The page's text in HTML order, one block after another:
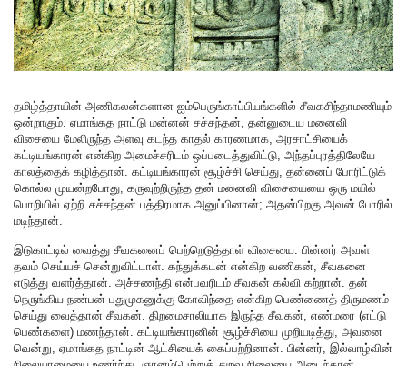
தமிழ்த்தாயின் அணிகலன்களான ஐம்பெருங்காப்பியங்களில் சீவகசிந்தாமணியும்
ஒன்றாகும். ஏமாங்கத நாட்டு மன்னன் சச்சந்தன், தன்னுடைய மனைவி
விசையை மேலிருந்த அளவு கடந்த காதல் காரணமாக, அரசாட்சியைக்
கட்டியங்காரன் என்கிற அமைச்சரிடம் ஒப்படைத்துவிட்டு, அந்தப்புரத்திலேயே
காலத்தைக் கழித்தான். கட்டியங்காரன் சூழ்ச்சி செய்து, தன்னைப் போரிட்டுக்
கொல்ல முயன்றபோது, கருவுற்றிருந்த தன் மனைவி விசையையை ஒரு மயில்
பொறியில் ஏற்றி சச்சந்தன் பத்திரமாக அனுப்பினான்; அதன்பிறகு அவன் போரில்
மடிந்தான்.
இடுகாட்டில் வைத்து சீவகனைப் பெற்றெடுத்தாள் விசையை. பின்னர் அவள்
தவம் செய்யச் சென்றுவிட்டாள். கந்துக்கடன் என்கிற வணிகன், சீவகனை
எடுத்து வளர்த்தான். அச்சணந்தி என்பவரிடம் சீவகன் கல்வி கற்றான். தன்
நெருங்கிய நண்பன் பதுமுகனுக்கு கோவிந்தை என்கிற பெண்ணைத் திருமணம்
செய்து வைத்தான் சீவகன். திறமைசாலியாக இருந்த சீவகன், எண்மரை (எட்டு
பெண்களை) மணந்தான். கட்டியங்காரனின் சூழ்ச்சியை முறியடித்து, அவனை
வென்று, ஏமாங்கத நாட்டின் ஆட்சியைக் கைப்பற்றினான். பின்னர், இல்வாழ்வின்